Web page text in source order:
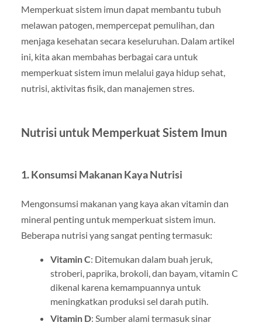
Memperkuat sistem imun dapat membantu tubuh
melawan patogen, mempercepat pemulihan, dan
menjaga kesehatan secara keseluruhan. Dalam artikel
ini, kita akan membahas berbagai cara untuk
memperkuat sistem imun melalui gaya hidup sehat,
nutrisi, aktivitas fisik, dan manajemen stres.
Nutrisi untuk Memperkuat Sistem Imun
1. Konsumsi Makanan Kaya Nutrisi
Mengonsumsi makanan yang kaya akan vitamin dan
mineral penting untuk memperkuat sistem imun.
Beberapa nutrisi yang sangat penting termasuk:
Vitamin C: Ditemukan dalam buah jeruk,
stroberi, paprika, brokoli, dan bayam, vitamin C
dikenal karena kemampuannya untuk
meningkatkan produksi sel darah putih.
Vitamin D: Sumber alami termasuk sinar